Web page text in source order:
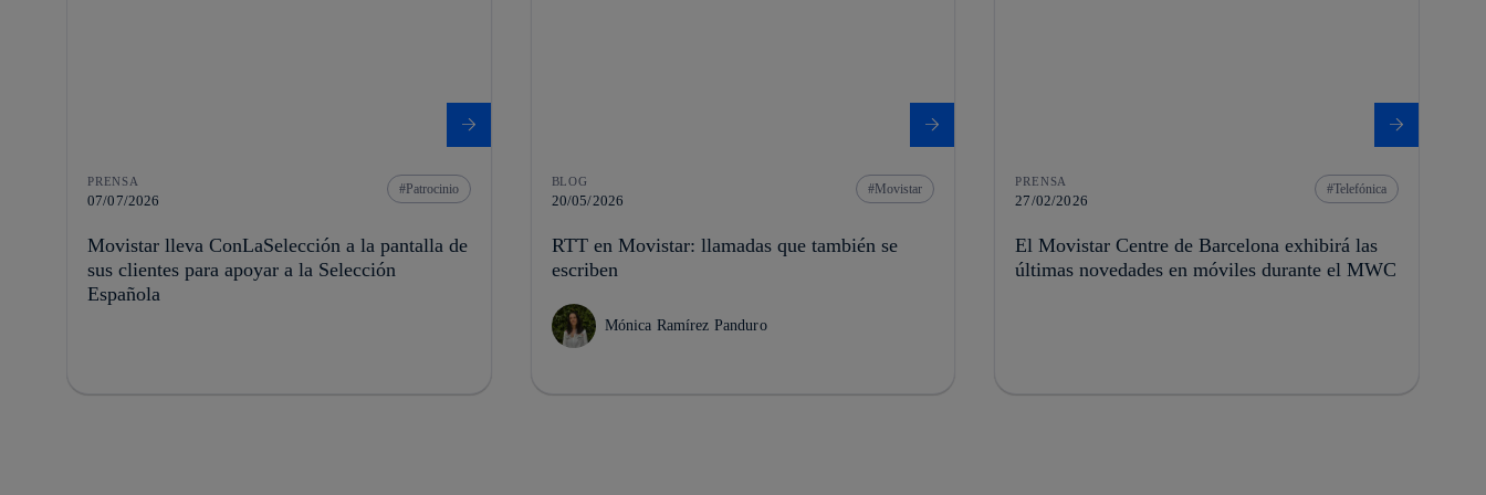
PRENSA
07/07/2026
Patrocinio
Movistar lleva ConLaSelección a la pantalla de
sus clientes para apoyar a la Selección
Española
BLOG
20/05/2026
Movistar
RTT en Movistar: llamadas que también se
escriben
Mónica Ramírez Panduro
PRENSA
27/02/2026
Telefónica
El Movistar Centre de Barcelona exhibirá las
últimas novedades en móviles durante el MWC